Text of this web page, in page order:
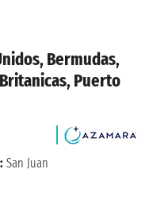
Bermudas,
Puerto
San Juan